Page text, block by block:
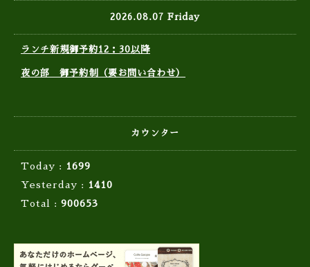
2026.08.07 Friday
ランチ新規御予約12：30以降
夜の部 御予約制（要お問い合わせ）
カウンター
Today :
1699
Yesterday :
1410
Total : 900653